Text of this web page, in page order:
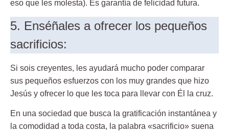
eso que les molesta). Es garantía de felicidad futura.
5. Enséñales a ofrecer los pequeños
sacrificios:
Si sois creyentes, les ayudará mucho poder comparar
sus pequeños esfuerzos con los muy grandes que hizo
Jesús y ofrecer lo que les toca para llevar con Él la cruz.
En una sociedad que busca la gratificación instantánea y
la comodidad a toda costa, la palabra «sacrificio» suena